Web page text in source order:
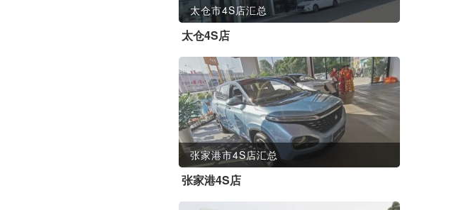
太仓市4S店汇总
太仓4S店
张家港市4S店汇总
张家港4S店